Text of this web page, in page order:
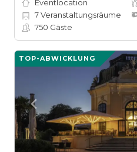
Eventlocation
7Veranstaltungsräume
750 Gäste
TOP-ABWICKLUNG